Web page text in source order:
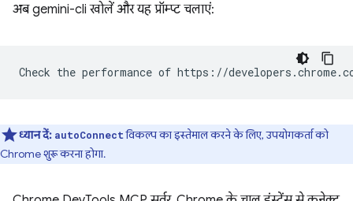
अब gemini-cli खोलें और यह प्रॉम्प्ट चलाएं:
ध्यान दें: autoConnectविकल्प का इस्तेमाल करने के लिए, उपयोगकर्ता को
Chrome शुरू करना होगा.